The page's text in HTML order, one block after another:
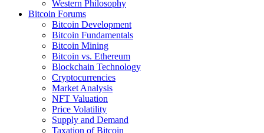
Western Philosophy
Bitcoin Forums
Bitcoin Development
Bitcoin Fundamentals
Bitcoin Mining
Bitcoin vs. Ethereum
Blockchain Technology
Cryptocurrencies
Market Analysis
NFT Valuation
Price Volatility
Supply and Demand
Taxation of Bitcoin